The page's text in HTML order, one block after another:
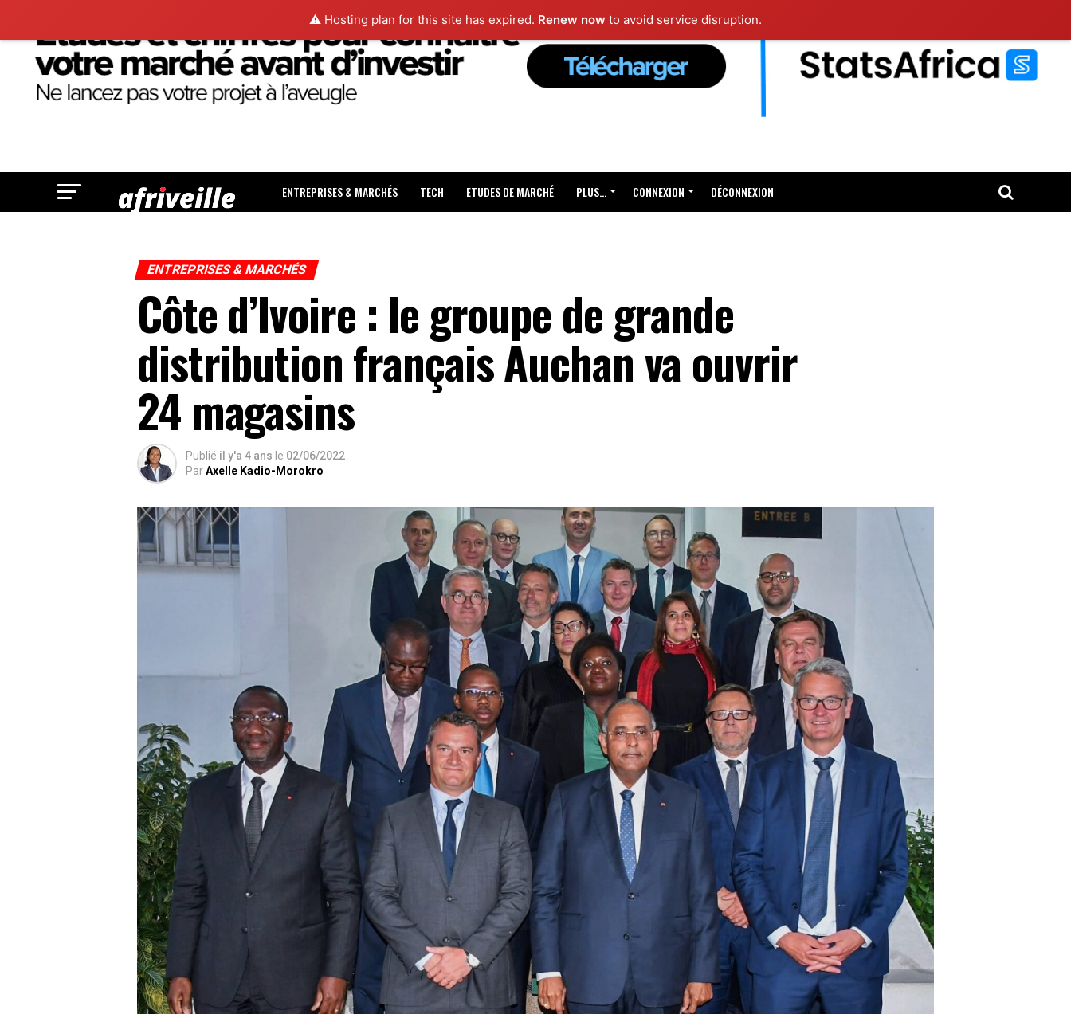
⚠️ Hosting plan for this site has expired. Renew now to avoid service disruption.
ENTREPRISES & MARCHÉS TECH ETUDES DE MARCHÉ PLUS… CONNEXION DÉCONNEXION
ENTREPRISES & MARCHÉS
Côte d’Ivoire : le groupe de grande
distribution français Auchan va ouvrir
24 magasins
Publié il y'a 4 ans le 02/06/2022
ParAxelle Kadio-Morokro